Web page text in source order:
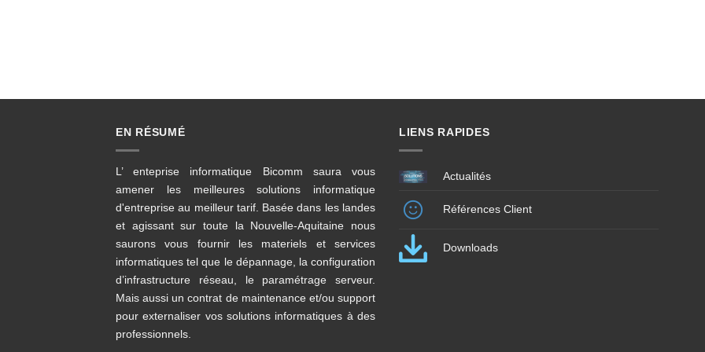
EN RÉSUMÉ
L’ enteprise informatique Bicomm saura vous
amener les meilleures solutions informatique
d'entreprise au meilleur tarif. Basée dans les landes
et agissant sur toute la Nouvelle-Aquitaine nous
saurons vous fournir les materiels et services
informatiques tel que le dépannage, la configuration
d’infrastructure réseau, le paramétrage serveur.
Mais aussi un contrat de maintenance et/ou support
pour externaliser vos solutions informatiques à des
professionnels.
LIENS RAPIDES
Actualités
Références Client
Downloads